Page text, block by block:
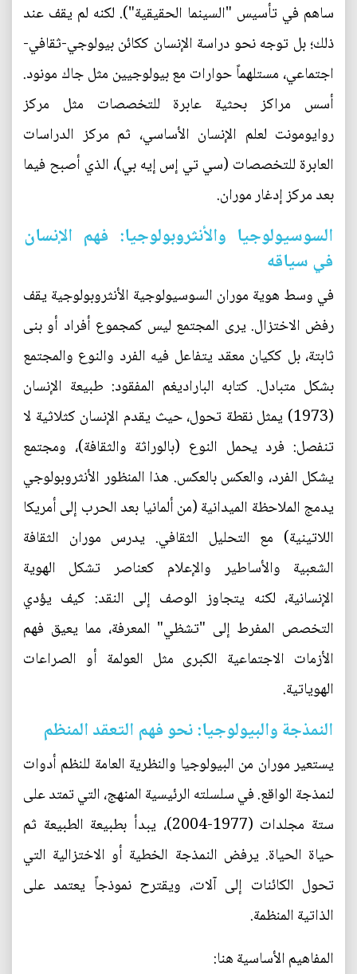
ساهم في تأسيس "السينما الحقيقية"). لكنه لم يقف عند
ذلك؛ بل توجه نحو دراسة الإنسان ككائن بيولوجي-ثقافي-
اجتماعي، مستلهماً حوارات مع بيولوجيين مثل جاك مونود.
أسس مراكز بحثية عابرة للتخصصات مثل مركز
روايومونت لعلم الإنسان الأساسي، ثم مركز الدراسات
العابرة للتخصصات (سي تي إس إيه بي)، الذي أصبح فيما
بعد مركز إدغار موران.
السوسيولوجيا والأنثروبولوجيا: فهم الإنسان
في سياقه
في وسط هوية موران السوسيولوجية الأنثروبولوجية يقف
رفض الاختزال. يرى المجتمع ليس كمجموع أفراد أو بنى
ثابتة، بل ككيان معقد يتفاعل فيه الفرد والنوع والمجتمع
بشكل متبادل. كتابه الباراديغم المفقود: طبيعة الإنسان
(1973) يمثل نقطة تحول، حيث يقدم الإنسان كثلاثية لا
تنفصل: فرد يحمل النوع (بالوراثة والثقافة)، ومجتمع
يشكل الفرد، والعكس بالعكس. هذا المنظور الأنثروبولوجي
يدمج الملاحظة الميدانية (من ألمانيا بعد الحرب إلى أمريكا
اللاتينية) مع التحليل الثقافي. يدرس موران الثقافة
الشعبية والأساطير والإعلام كعناصر تشكل الهوية
الإنسانية، لكنه يتجاوز الوصف إلى النقد: كيف يؤدي
التخصص المفرط إلى "تشظي" المعرفة، مما يعيق فهم
الأزمات الاجتماعية الكبرى مثل العولمة أو الصراعات
الهوياتية.
النمذجة والبيولوجيا: نحو فهم التعقد المنظم
يستعير موران من البيولوجيا والنظرية العامة للنظم أدوات
لنمذجة الواقع. في سلسلته الرئيسية المنهج، التي تمتد على
ستة مجلدات (1977-2004)، يبدأ بطبيعة الطبيعة ثم
حياة الحياة. يرفض النمذجة الخطية أو الاختزالية التي
تحول الكائنات إلى آلات، ويقترح نموذجاً يعتمد على
الذاتية المنظمة.
المفاهيم الأساسية هنا: